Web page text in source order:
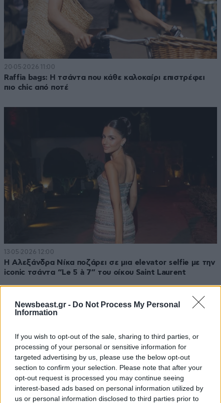
Newsbeast.gr - Do Not Process My Personal
Information
If you wish to opt-out of the sale, sharing to third parties, or
processing of your personal or sensitive information for
targeted advertising by us, please use the below opt-out
section to confirm your selection. Please note that after your
opt-out request is processed you may continue seeing
interest-based ads based on personal information utilized by
us or personal information disclosed to third parties prior to
20·05·2026 11:00
Raffia bags: Η τσάντα που κάθε καλοκαίρι επιστρέφει
πιο chic από ποτέ
13·05·2026 12:00
H Aλεξάνδρα Νίκα ποζάρει σε μια elevator selfie με την
iconic τσάντα “Le 5 à 7” του οίκου Saint Laurent